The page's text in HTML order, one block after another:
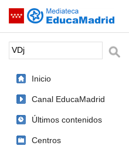
Saltar navegación
Palabra o frase:
Inicio
Canal EducaMadrid
Últimos contenidos
Centros